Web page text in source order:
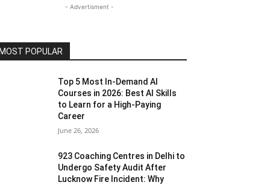
- Advertisment -
MOST POPULAR
Top 5 Most In-Demand AI
Courses in 2026: Best AI Skills
to Learn for a High-Paying
Career
June 26, 2026
923 Coaching Centres in Delhi to
Undergo Safety Audit After
Lucknow Fire Incident: Why